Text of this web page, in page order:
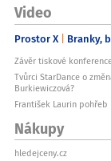
Video
Prostor X Branky,
Závěr tiskové
Tvůrci StarDance o
Burkiewiczová?
František Laurin pohřeb
Nákupy
hledejceny.cz